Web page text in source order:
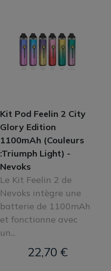
Kit Pod Feelin 2 City
Glory Edition
1100mAh (Couleurs
:Triumph Light) -
Nevoks
Le Kit Feelin 2 de
Nevoks intègre une
batterie de 1100mAh
et fonctionne avec
un...
22,70 €